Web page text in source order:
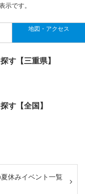
です。
地図・アクセス
す【三重県】
す【全国】
休みイベント一覧